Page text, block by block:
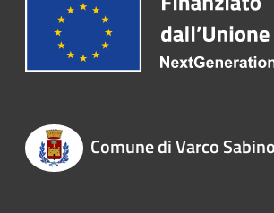
Comune di Varco Sabino